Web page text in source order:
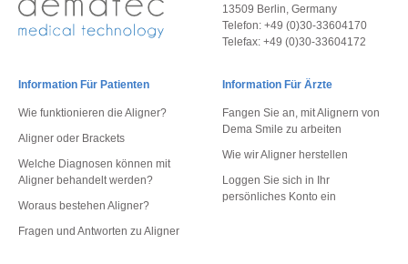
13509 Berlin, Germany
Telefon: +49 (0)30-33604170
Telefax: +49 (0)30-33604172
Information Für Patienten
Wie funktionieren die Aligner?
Aligner oder Brackets
Welche Diagnosen können mit
Aligner behandelt werden?
Woraus bestehen Aligner?
Fragen und Antworten zu Aligner
Information Für Ärzte
Fangen Sie an, mit Alignern von
Dema Smile zu arbeiten
Wie wir Aligner herstellen
Loggen Sie sich in Ihr
persönliches Konto ein